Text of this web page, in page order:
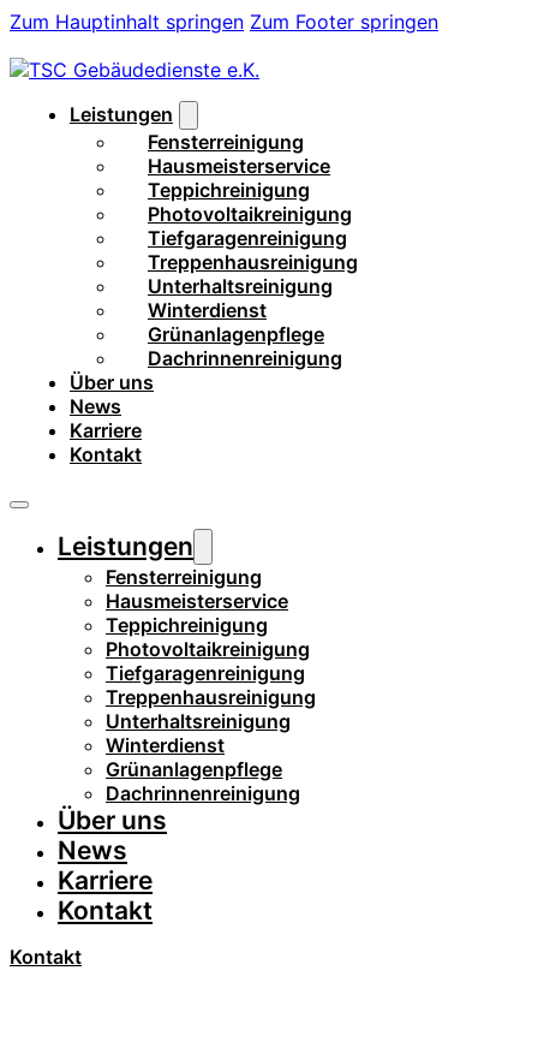
Zum Hauptinhalt springen Zum Footer springen
Leistungen
Fensterreinigung
Hausmeisterservice
Teppichreinigung
Photovoltaikreinigung
Tiefgaragenreinigung
Treppenhausreinigung
Unterhaltsreinigung
Winterdienst
Grünanlagenpflege
Dachrinnenreinigung
Über uns
News
Karriere
Kontakt
Leistungen
Fensterreinigung
Hausmeisterservice
Teppichreinigung
Photovoltaikreinigung
Tiefgaragenreinigung
Treppenhausreinigung
Unterhaltsreinigung
Winterdienst
Grünanlagenpflege
Dachrinnenreinigung
Über uns
News
Karriere
Kontakt
Kontakt